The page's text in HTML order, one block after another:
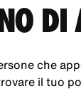
DI
che
il tuo